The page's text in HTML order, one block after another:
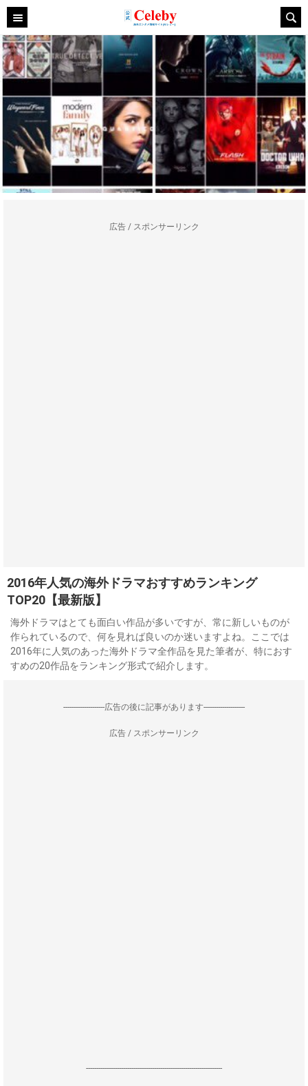
広告 / スポンサーリンク
2016年人気の海外ドラマおすすめランキング
TOP20【最新版】
海外ドラマはとても面白い作品が多いですが、常に新しいものが
作られているので、何を見れば良いのか迷いますよね。ここでは
2016年に人気のあった海外ドラマ全作品を見た筆者が、特におす
すめの20作品をランキング形式で紹介します。
--------------------広告の後に記事があります--------------------
広告 / スポンサーリンク
------------------------------------------------------------------